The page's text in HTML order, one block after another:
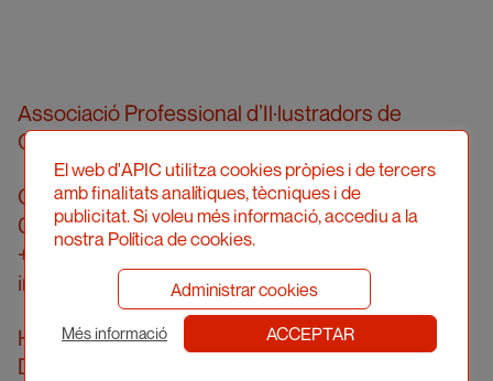
Associació Professional d’Il·lustradors de
Catalunya
Carrer Londres, 96, pral. 2a
08036 Barcelona
+34 934 161 474
info@apic.cat
Horari d’atenció telefònica
De dilluns a divendres de 10 a 14h
El web d'APIC utilitza cookies pròpies i de tercers
amb finalitats analítiques, tècniques i de
publicitat. Si voleu més informació, accediu a la
nostra Política de cookies.
Administrar cookies
Més informació ACCEPTAR